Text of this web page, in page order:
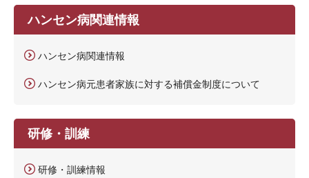
ハンセン病関連情報
ハンセン病関連情報
ハンセン病元患者家族に対する補償金制度について
研修・訓練
研修・訓練情報